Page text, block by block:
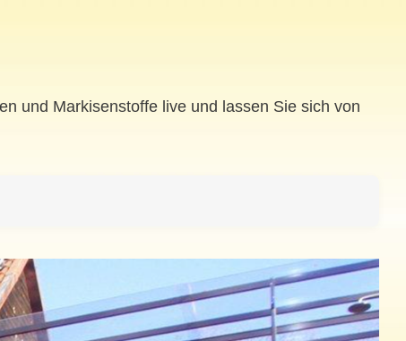
und Markisenstoffe live und lassen Sie sich von